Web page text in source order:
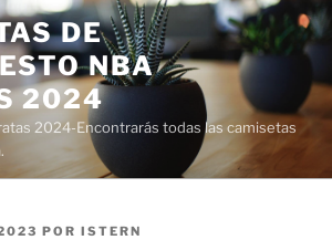
DE
NBA
2024
2024-Encontrarás todas las camisetas
POR ISTERN